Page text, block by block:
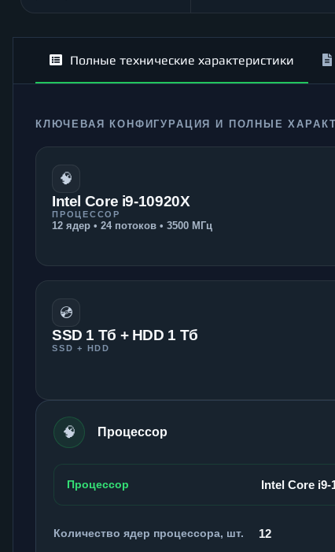
Полные технические характеристики
КЛЮЧЕВАЯ КОНФИГУРАЦИЯ И ПОЛНЫЕ
🧠
Intel Core i9-10920X
ПРОЦЕССОР
12 ядер • 24 потоков • 3500 МГц
💿
SSD 1 Тб + HDD 1 Тб
SSD + HDD
🧠 Процессор
Процессор Intel Core i9-
Количество ядер процессора, шт. 12